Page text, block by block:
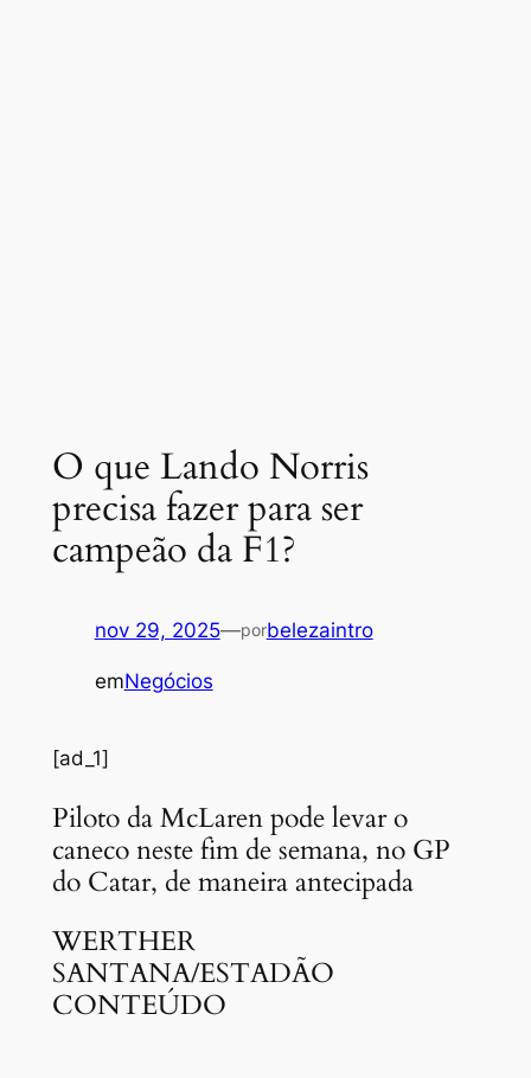
O que Lando Norris
precisa fazer para ser
campeão da F1?
nov 29, 2025—porbelezaintro
emNegócios
[ad_1]
Piloto da McLaren pode levar o
caneco neste fim de semana, no GP
do Catar, de maneira antecipada
WERTHER
SANTANA/ESTADÃO
CONTEÚDO